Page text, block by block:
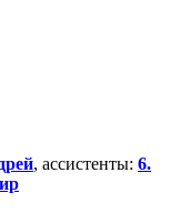
, ассистенты: 6.